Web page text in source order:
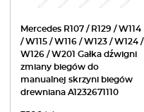
Mercedes R107 / R129 / W114
/ W115 / W116 / W123 / W124 /
W126 / W201 Gałka dźwigni
zmiany biegów do
manualnej skrzyni biegów
drewniana A1232671110